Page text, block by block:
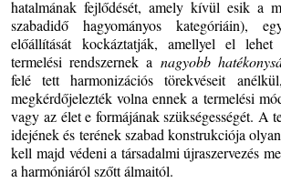
hatalmának fejlődését, amely kívül esik a
szabadidő hagyományos kategóriáin),
előállítását kockáztatják, amellyel el
termelési rendszernek a nagyobb
felé tett harmonizációs törekvéseit
megkérdőjelezték volna ennek a termelési
vagy az élet e formájának szükségességét. A
idejének és terének szabad konstrukciója
kell majd védeni a társadalmi újraszervezés
a harmóniáról szőtt álmaitól.